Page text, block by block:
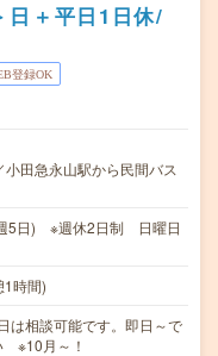
日＋平日1日休/
登録OK
田急永山駅から民間バス
5日) ※週休2日制 日曜日
時間)
相談可能です。即日～で
※10月～！